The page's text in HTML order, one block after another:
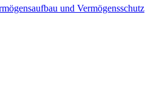
und Vermögensschutz